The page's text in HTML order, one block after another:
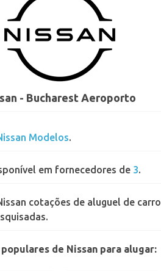
- Bucharest Aeroporto
Modelos.
em fornecedores de 3.
cotações de aluguel de carro
de Nissan para alugar: